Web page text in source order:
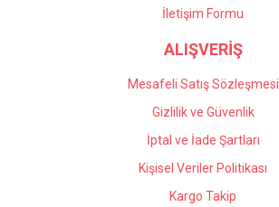
Önder Kaçar | 20/05/2026İletişim Formu
ALIŞVERİŞ
Mesafeli Satış Sözleşmesi
Gizlilik ve Güvenlik
İptal ve İade Şartları
Kişisel Veriler Politikası
Kargo Takip